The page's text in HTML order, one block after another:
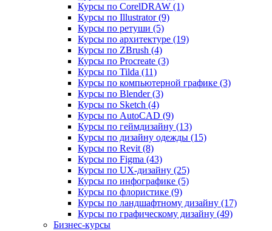
Курсы по CorelDRAW (1)
Курсы по Illustrator (9)
Курсы по ретуши (5)
Курсы по архитектуре (19)
Курсы по ZBrush (4)
Курсы по Procreate (3)
Курсы по Tilda (11)
Курсы по компьютерной графике (3)
Курсы по Blender (3)
Курсы по Sketch (4)
Курсы по AutoCAD (9)
Курсы по геймдизайну (13)
Курсы по дизайну одежды (15)
Курсы по Revit (8)
Курсы по Figma (43)
Курсы по UX‑дизайну (25)
Курсы по инфографике (5)
Курсы по флористике (9)
Курсы по ландшафтному дизайну (17)
Курсы по графическому дизайну (49)
Бизнес-курсы